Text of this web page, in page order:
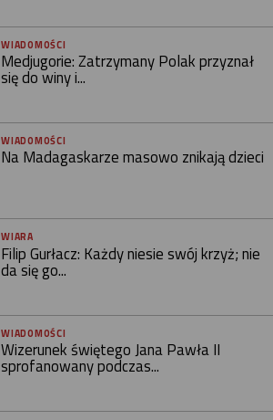
WIADOMOŚCI
Medjugorie: Zatrzymany Polak przyznał
się do winy i...
WIADOMOŚCI
Na Madagaskarze masowo znikają dzieci
WIARA
Filip Gurłacz: Każdy niesie swój krzyż; nie
da się go...
WIADOMOŚCI
Wizerunek świętego Jana Pawła II
sprofanowany podczas...